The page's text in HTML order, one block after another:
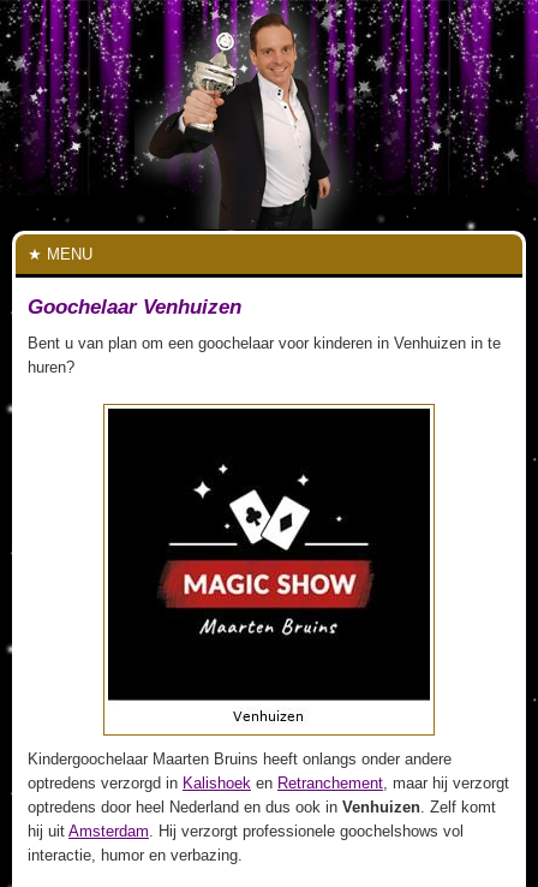
MENU
Goochelaar Venhuizen
Bent u van plan om een goochelaar voor kinderen in Venhuizen in te
huren?
Kindergoochelaar Maarten Bruins heeft onlangs onder andere
optredens verzorgd in Kalishoek en Retranchement, maar hij verzorgt
optredens door heel Nederland en dus ook in Venhuizen. Zelf komt
hij uit Amsterdam. Hij verzorgt professionele goochelshows vol
interactie, humor en verbazing.